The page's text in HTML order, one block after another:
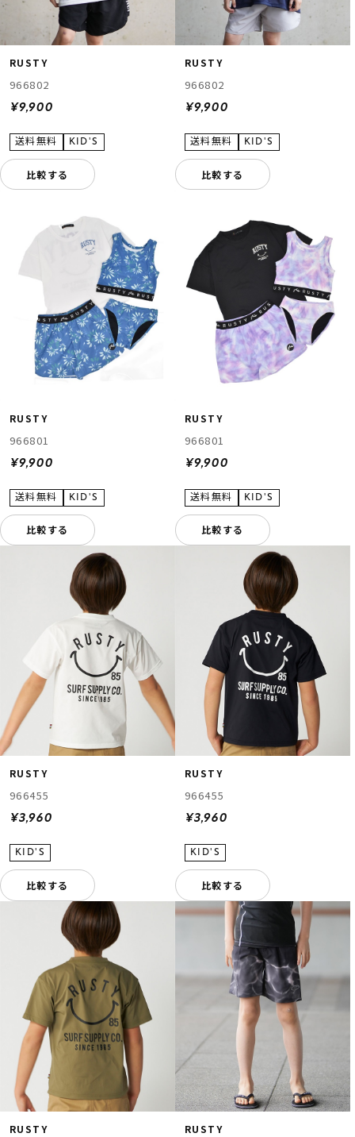
RUSTY
966802
¥9,900
比較する
RUSTY
966802
¥9,900
比較する
RUSTY
966801
¥9,900
比較する
RUSTY
966801
¥9,900
比較する
RUSTY
966455
¥3,960
比較する
RUSTY
966455
¥3,960
比較する
RUSTY RUSTY